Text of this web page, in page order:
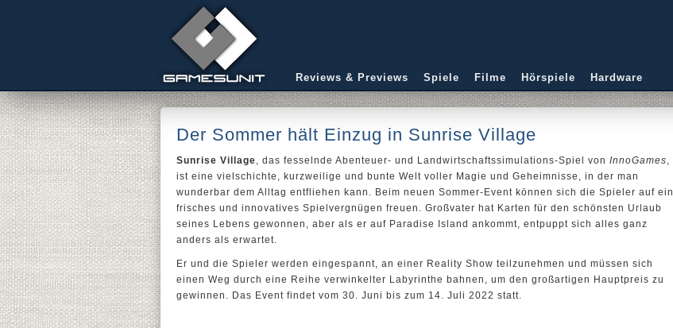
Reviews & Previews Spiele Filme Hörspiele Hardware
Der Sommer hält Einzug in Sunrise Village
Sunrise Village, das fesselnde Abenteuer- und Landwirtschaftssimulations-Spiel von InnoGames,
ist eine vielschichte, kurzweilige und bunte Welt voller Magie und Geheimnisse, in der man
wunderbar dem Alltag entfliehen kann. Beim neuen Sommer-Event können sich die Spieler auf ein
frisches und innovatives Spielvergnügen freuen. Großvater hat Karten für den schönsten Urlaub
seines Lebens gewonnen, aber als er auf Paradise Island ankommt, entpuppt sich alles ganz
anders als erwartet.
Er und die Spieler werden eingespannt, an einer Reality Show teilzunehmen und müssen sich
einen Weg durch eine Reihe verwinkelter Labyrinthe bahnen, um den großartigen Hauptpreis zu
gewinnen. Das Event findet vom 30. Juni bis zum 14. Juli 2022 statt.